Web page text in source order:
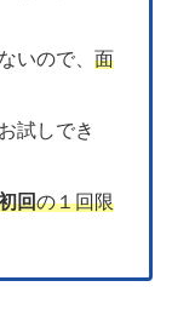
いので、面
試しでき
回の１回限